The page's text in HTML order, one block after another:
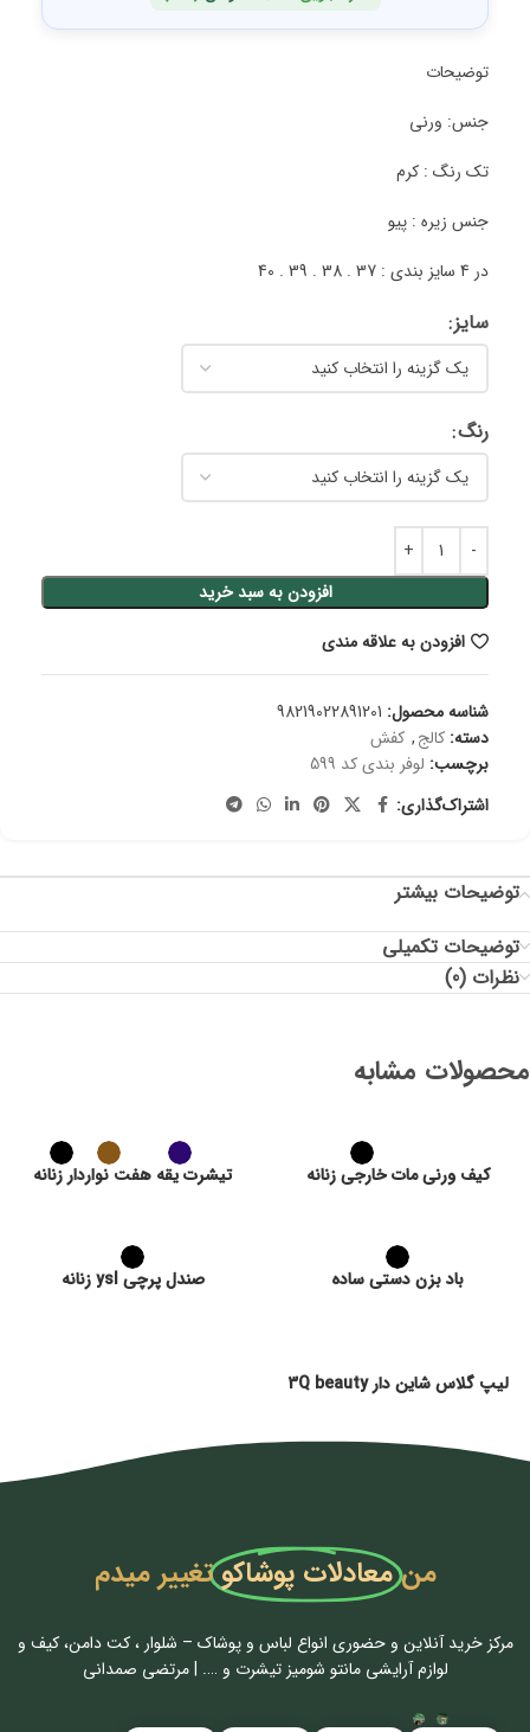
توضیحات
جنس: ورنی
تک رنگ : کرم
جنس زیره : پیو
در 4 سایز بندی : 37 . 38 . 39 . 40
سایز
رنگ
افزودن به سبد خرید
افزودن به علاقه مندی
شناسه محصول: 98219022891201
دسته: کالج, کفش
برچسب: لوفر بندی کد 599
اشتراک‌گذاری:
توضیحات بیشتر
توضیحات تکمیلی
نظرات (0)
محصولات مشابه
کیف ورنی مات خارجی زنانه تیشرت یقه هفت نواردار زنانه
باد بزن دستی ساده صندل پرچی ysl زنانه
لیپ گلاس شاین دار 3Q beauty
منمعادلات پوشاکوتغییر میدم
مرکز خرید آنلاین و حضوری انواع لباس‌ و پوشاک – شلوار ، کت دامن، کیف و
لوازم آرایشی مانتو شومیز تیشرت و …. | مرتضی صمدانی